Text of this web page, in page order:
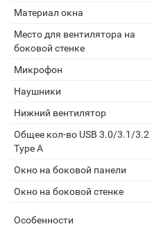
Материал окна
Место для вентилятора на
боковой стенке
Микрофон
Наушники
Нижний вентилятор
Общее кол-во USB 3.0/3.1/3.2
Type A
Окно на боковой панели
Окно на боковой стенке
Особенности